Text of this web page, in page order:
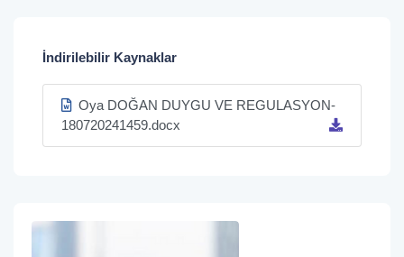
İndirilebilir Kaynaklar
Oya DOĞAN DUYGU VE REGULASYON-
180720241459.docx